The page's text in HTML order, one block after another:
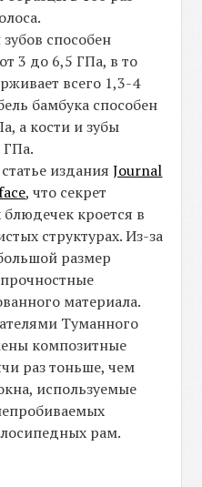
способен
3 до 6,5 ГПа, в то
всего 1,3-4
бамбука способен
а кости и зубы
ГПа.
изданияJournal
, что секрет
кроется в
структурах. Из-за
размер
материала.
Туманного
композитные
раз тоньше, чем
используемые
рам.